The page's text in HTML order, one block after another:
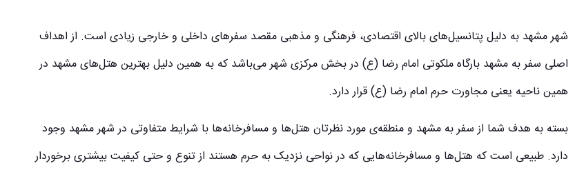
شهر مشهد به دلیل پتانسیل‌های بالای اقتصادی، فرهنگی و مذهبی مقصد سفرهای داخلی و خارجی زیادی است. از اهداف
اصلی سفر به مشهد بارگاه ملکوتی امام رضا (ع) در بخش مرکزی شهر می‌باشد که به همین دلیل بهترین هتل‌های مشهد در
همین ناحیه یعنی مجاورت حرم امام رضا (ع) قرار دارد.
بسته به هدف شما از سفر به مشهد و منطقه‌ی مورد نظرتان هتل‌ها و مسافرخانه‌ها با شرایط متفاوتی در شهر مشهد وجود
دارد. طبیعی است که هتل‌ها و مسافرخانه‌هایی که در نواحی نزدیک به حرم هستند از تنوع و حتی کیفیت بیشتری برخوردار